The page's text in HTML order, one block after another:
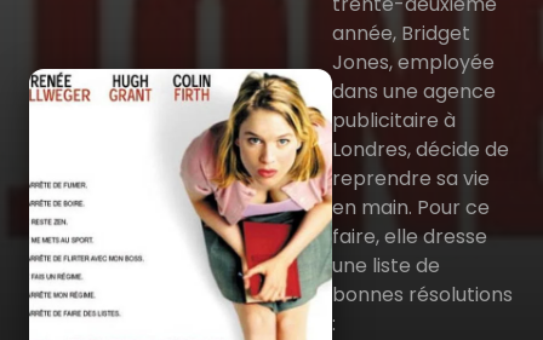
année, Bridget
Jones, employée
dans une agence
publicitaire à
Londres, décide de
reprendre sa vie
en main. Pour ce
faire, elle dresse
une liste de
bonnes résolutions
: